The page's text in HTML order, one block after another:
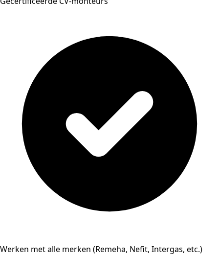
Werken met alle merken (Remeha, Nefit, Intergas, etc.)